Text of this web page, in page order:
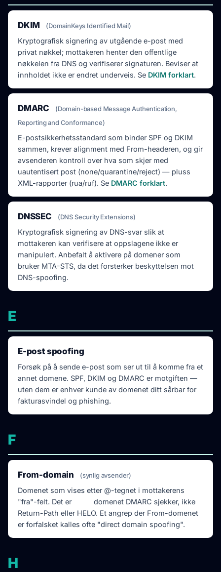
DKIM (DomainKeys Identified Mail)
Kryptografisk signering av utgående e-post med
privat nøkkel; mottakeren henter den offentlige
nøkkelen fra DNS og verifiserer signaturen. Beviser at
innholdet ikke er endret underveis. Se DKIM forklart.
DMARC
(Domain-based Message Authentication,
Reporting and Conformance)
E-postsikkerhetsstandard som binder SPF og DKIM
sammen, krever alignment med From-headeren, og gir
avsenderen kontroll over hva som skjer med
uautentisert post (none/quarantine/reject) — pluss
XML-rapporter (rua/ruf). Se DMARC forklart.
DNSSEC (DNS Security Extensions)
Kryptografisk signering av DNS-svar slik at
mottakeren kan verifisere at oppslagene ikke er
manipulert. Anbefalt å aktivere på domener som
bruker MTA-STS, da det forsterker beskyttelsen mot
DNS-spoofing.
E
E-post spoofing
Forsøk på å sende e-post som ser ut til å komme fra et
annet domene. SPF, DKIM og DMARC er motgiften —
uten dem er enhver kunde av domenet ditt sårbar for
fakturasvindel og phishing.
F
From-domain (synlig avsender)
Domenet som vises etter @-tegnet i mottakerens
"fra"-felt. Det er
domenet DMARC sjekker, ikke
Return-Path eller HELO. Et angrep der From-domenet
er forfalsket kalles ofte "direct domain spoofing".
H